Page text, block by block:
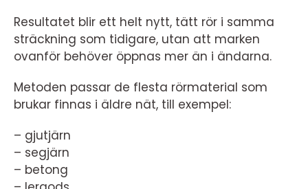
Resultatet blir ett helt nytt, tätt rör i samma
sträckning som tidigare, utan att marken
ovanför behöver öppnas mer än i ändarna.
Metoden passar de flesta rörmaterial som
brukar finnas i äldre nät, till exempel:
– gjutjärn
– segjärn
– betong